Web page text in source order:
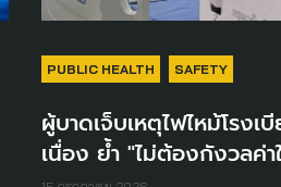
PUBLIC HEALTH SAFETY
ผู้บาดเจ็บเหตุไฟไหม้โรงเ
เนื่อง ย้ำ "ไม่ต้องกังวลค่า